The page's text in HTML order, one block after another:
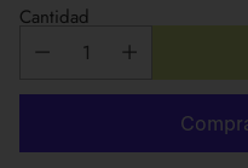
Cantidad